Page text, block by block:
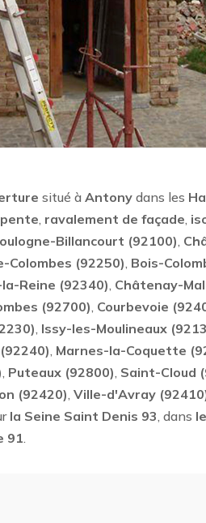
situé àAntony dans les
, ravalement de façade,
Billancourt (92100),
Colombes (92250), Bois-
Reine (92340), Châtenay-
(92700), Courbevoie
, Issy-les-Moulineaux
, Marnes-la-Coquette
, Puteaux (92800), Saint-Cloud
(92420),Ville-d'Avray
la Seine Saint Denis 93, dans
91.